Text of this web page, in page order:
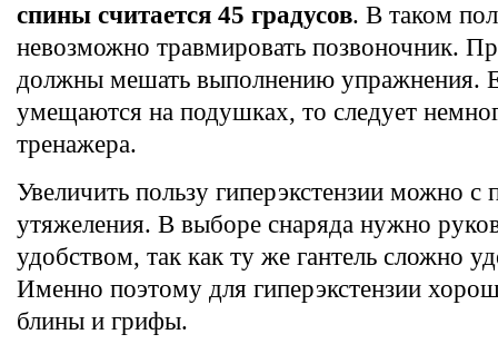
спины считается 45 градусов. В таком
невозможно травмировать позвоночник.
должны мешать выполнению упражнения.
умещаются на подушках, то следует
тренажера.
Увеличить пользу гиперэкстензии можно
утяжеления. В выборе снаряда нужно
удобством, так как ту же гантель сложно
Именно поэтому для гиперэкстензии
блины и грифы.